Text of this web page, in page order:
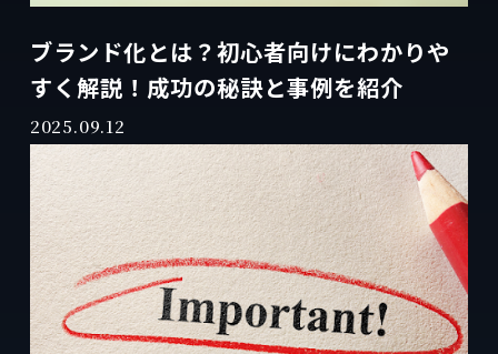
ブランド化とは？初心者向けにわかりや
すく解説！成功の秘訣と事例を紹介
2025.09.12